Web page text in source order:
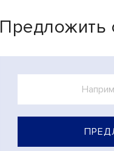
Предложить